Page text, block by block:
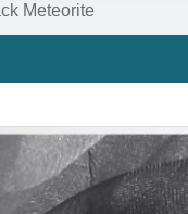
Meteorite